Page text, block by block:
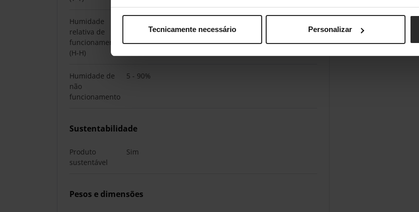
Tecnicamente necessário Personalizar
Humidade
relativa de
funcionamento
(H-H)
Humidade de
não
funcionamento
5 - 90%
Sustentabilidade
Produto
sustentável
Sim
Pesos e dimensões